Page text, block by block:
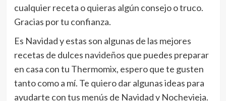
cualquier receta o quieras algún consejo o truco.
Gracias por tu confianza.
Es Navidad y estas son algunas de las mejores
recetas de dulces navideños que puedes preparar
en casa con tu Thermomix, espero que te gusten
tanto como a mí. Te quiero dar algunas ideas para
ayudarte con tus menús de Navidad y Nochevieja.